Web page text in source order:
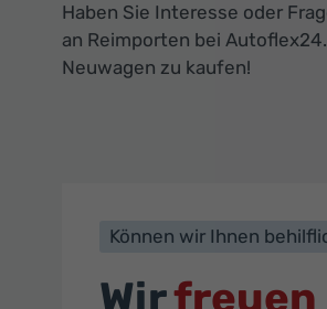
Haben Sie Interesse oder
an Reimporten bei
Neuwagen zu kaufen!
Können wir Ihnen
Wirfreuen